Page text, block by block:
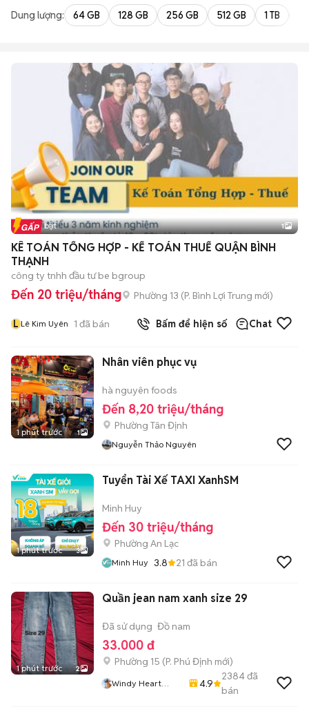
Dung lượng: 64 GB 128 GB 256 GB 512 GB 1 TB
Tin nổi bật 1
KÊ TOÁN TỔNG HỢP - KẾ TOÁN THUẾ QUẬN BÌNH
THẠNH
công ty tnhh đầu tư be bgroup
Đến 20 triệu/tháng Phường 13 (P. Bình Lợi Trung mới)
L Lê Kim Uyên 1 đã bán Bấm để hiện số Chat
1 phút trước 1
Nhân viên phục vụ
hà nguyên foods
Đến 8,20 triệu/tháng
Phường Tân Định
Nguyễn Thảo Nguyên
1 phút trước 3
Tuyển Tài Xế TAXI XanhSM
Minh Huy
Đến 30 triệu/tháng
Phường An Lạc
Minh Huy 3.8 21 đã bán
1 phút trước 2
Quần jean nam xanh size 29
Đã sử dụng Đồ nam
33.000 đ
Phường 15 (P. Phú Định mới)
Windy Heart
4.9
2384đã
bán